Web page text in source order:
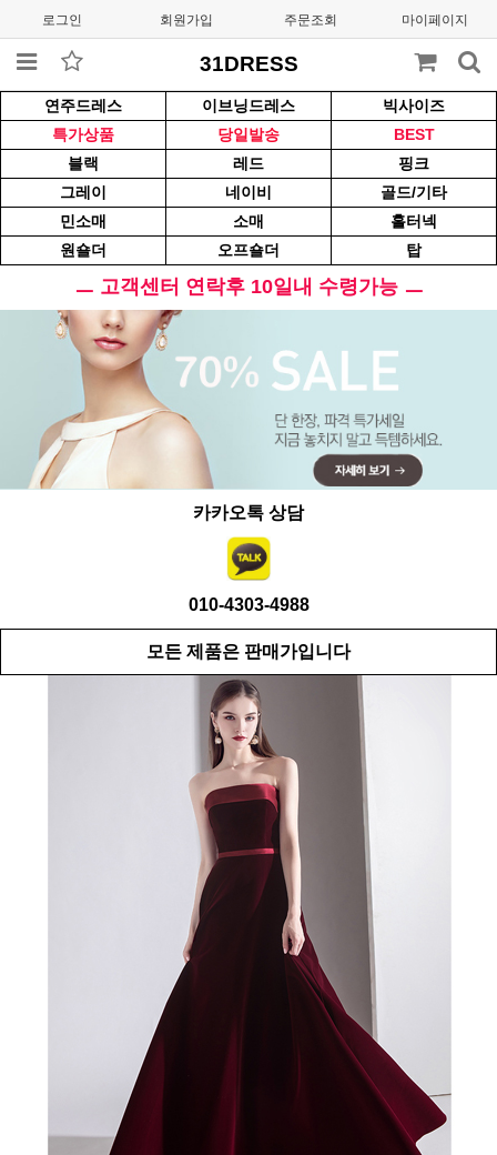
로그인 회원가입 주문조회 마이페이지
31DRESS
연주드레스 이브닝드레스
빅사이즈
특가상품
당일발송
BEST
블랙
레드
핑크
그레이
네이비
골드/기타
민소매
소매
홀터넥
원숄더
오프숄더 탑
ㅡ 고객센터 연락후 10일내 수령가능 ㅡ
카카오톡 상담
010-4303-4988
모든 제품은 판매가입니다